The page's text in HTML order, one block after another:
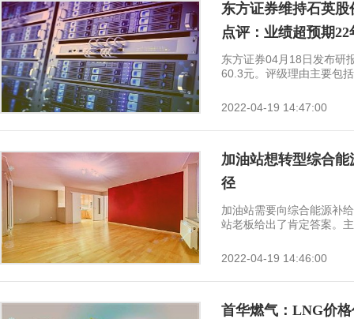
东方证券维持石英股
点评：业绩超预期22
东方证券04月18日发布研
60.3元。评级理由主要包
2022-04-19 14:47:00
加油站想转型综合
径
加油站需要向综合能源补
站老板给出了肯定答案。
2022-04-19 14:46:00
首华燃气：LNG价